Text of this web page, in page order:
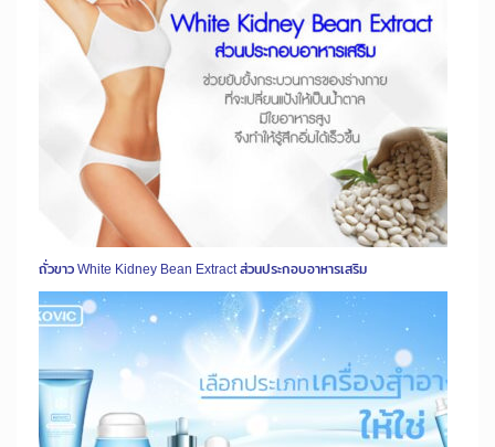
ถั่วขาว White Kidney Bean Extract ส่วนประกอบอาหารเสริม